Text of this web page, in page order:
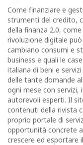
Come finanziare e
strumenti del credito,
della finanza 2.0,
rivoluzione digitale
cambiano consumi e
business e quali le
italiana di beni e
delle tante domande
ogni mese con servizi,
autorevoli esperti. Il
contenuti della rivista
proprio portale di
opportunità concrete
crescere ed esportare